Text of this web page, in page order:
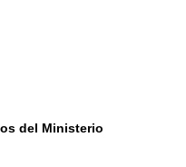
del Ministerio